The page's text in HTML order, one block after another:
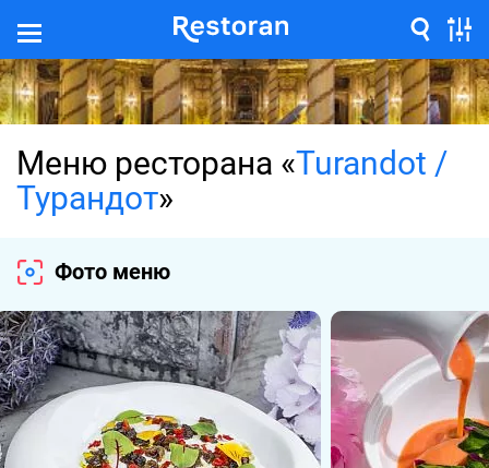
Меню ресторана «Turandot /
Турандот»
Фото меню